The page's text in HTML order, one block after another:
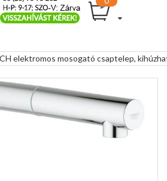
elektromos mosogató csaptelep,